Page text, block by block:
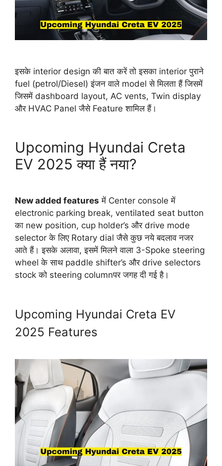
इसके interior design की बात करें तो इसका interior पुराने
fuel (petrol/Diesel) इंजन वाले model से मिलता हैं जिसमें
जिसमें dashboard layout, AC vents, Twin display
और HVAC Panel जैसे Feature शामिल हैं।
Upcoming Hyundai Creta
EV 2025 क्या हैं नया?
New added features में Center console में
electronic parking break, ventilated seat button
का new position, cup holder’s और drive mode
selector के लिए Rotary dial जैसे कुछ नये बदलाव नजर
आते हैं। इसके अलावा, इसमें मिलने वाला 3-Spoke steering
wheel के साथ paddle shifter’s और drive selectors
stock को steering columnपर जगह दी गई है।
Upcoming Hyundai Creta EV
2025 Features